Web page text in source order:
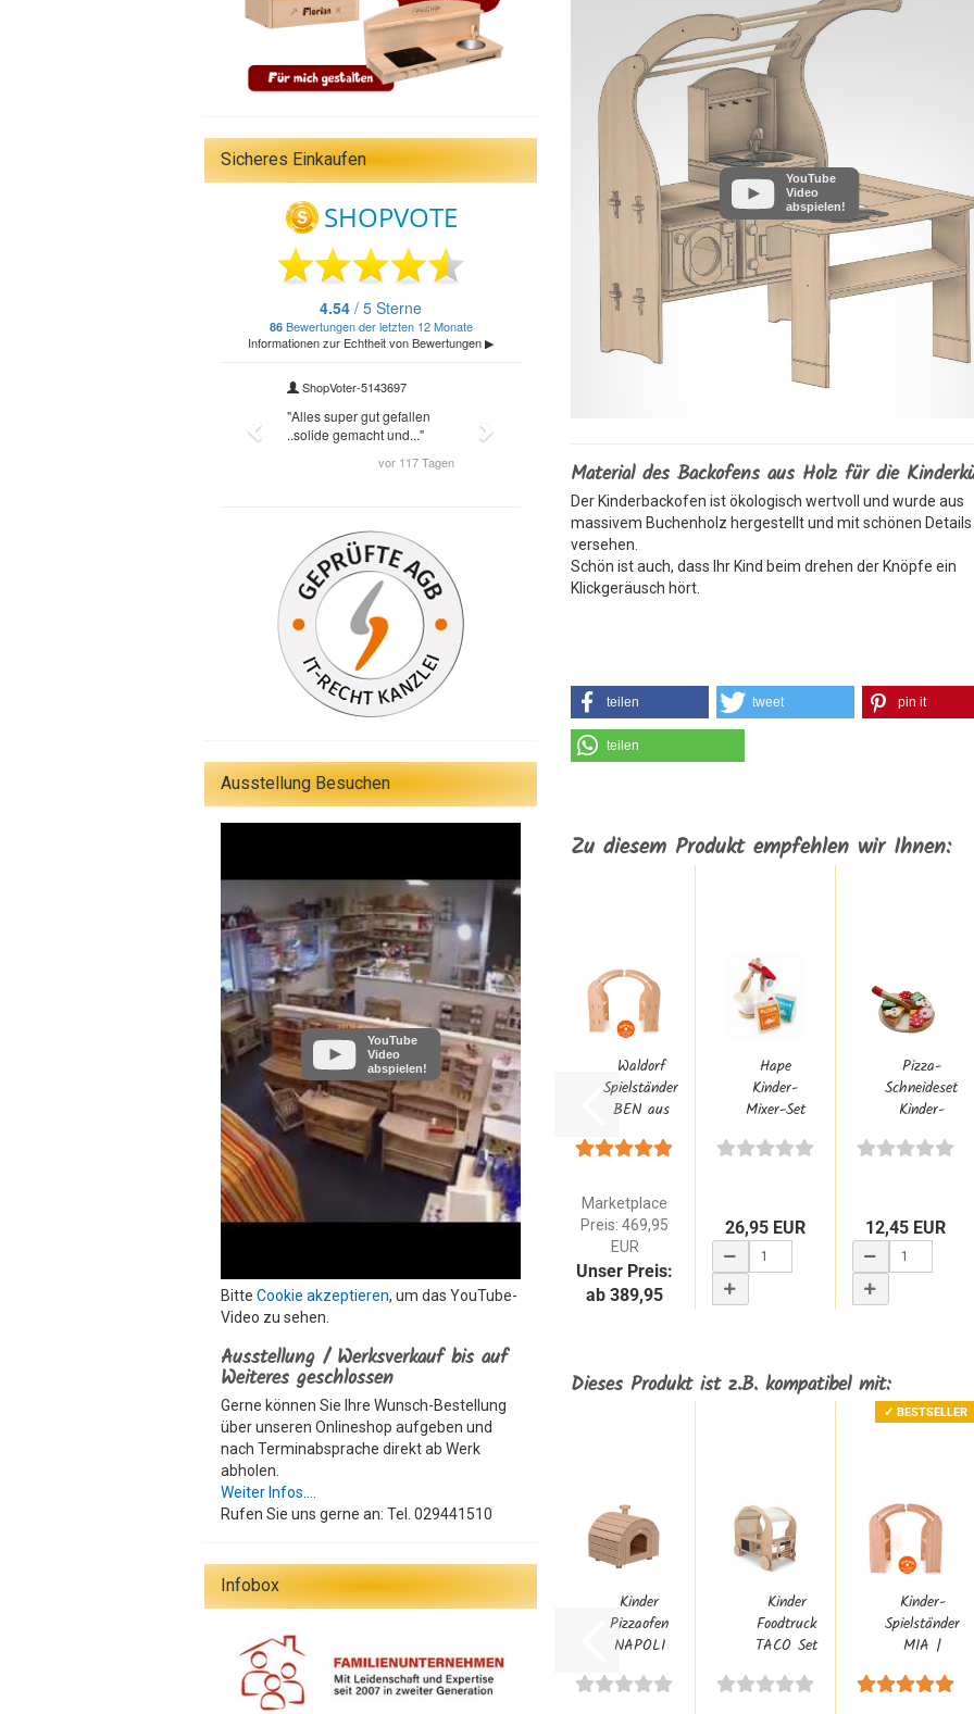
YouTube
Video
abspielen!
Material des Backofens aus Holz für die
Der Kinderbackofen ist ökologisch wertvoll und wurde aus
massivem Buchenholz hergestellt und mit schönen Details
versehen.
Schön ist auch, dass Ihr Kind beim drehen der Knöpfe ein
Klickgeräusch hört.
teilen tweet pin it
teilen
Zu diesem Produkt empfehlen wir Ihnen:
Waldorf
Spielständer
BEN aus
mit...
Marketplace
Preis: 469,95
EUR
Unser Preis:
ab 389,95
Hape
Kinder-
Mixer-Set
Kinder-
26,95 EUR
Pizza-
Schneideset
Kinder-
Holz
12,45 EUR
Dieses Produkt ist z.B. kompatibel mit:
Kinder
Pizzaofen
NAPOLI
Buchenholz
Kinder
Foodtruck
TACO Set
Spielständer...
✓ BESTSELLER
Kinder-
Spielständer
MIA |
Spielhaus...
Sicheres Einkaufen
Ausstellung Besuchen
YouTube
Video
abspielen!
Bitte Cookie akzeptieren, um das YouTube-
Video zu sehen.
Ausstellung / Werksverkauf bis auf
Weiteres geschlossen
Gerne können Sie Ihre Wunsch-Bestellung
über unseren Onlineshop aufgeben und
nach Terminabsprache direkt ab Werk
abholen.
Weiter Infos....
Rufen Sie uns gerne an: Tel. 029441510
Infobox